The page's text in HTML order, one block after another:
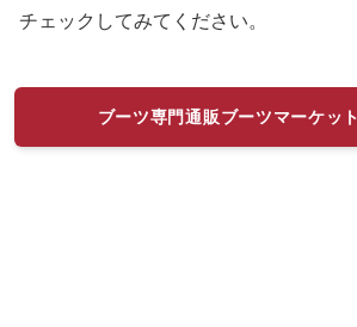
チェックしてみてください。
ブーツ専門通販ブーツマーケッ